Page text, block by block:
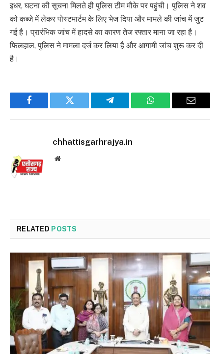
इधर, घटना की सूचना मिलते ही पुलिस टीम मौके पर पहुंची। पुलिस ने शव
को कब्जे में लेकर पोस्टमार्टम के लिए भेज दिया और मामले की जांच में जुट
गई है। प्रारंभिक जांच में हादसे का कारण तेज रफ्तार माना जा रहा है।
फिलहाल, पुलिस ने मामला दर्ज कर लिया है और आगामी जांच शुरू कर दी
है।
Facebook Twitter Telegram WhatsApp Email
chhattisgarhrajya.in
Website
RELATED POSTS